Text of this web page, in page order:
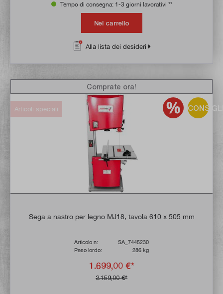
Tempo di consegna: 1-3 giorni lavorativi **
Nel carrello
Alla lista dei desideri
Articoli speciali
Sega a nastro per legno MJ18, tavola 610 x 505 mm
Articolo n:
SA_7445230
Peso lordo:
286 kg
1.699,00 €*
2.159,00 €*
Comprate ora!